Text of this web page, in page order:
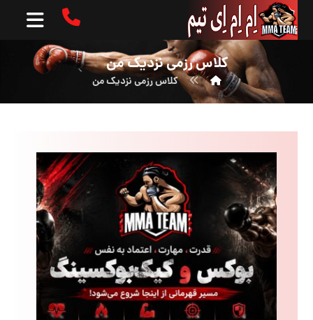
کلاس رزمی نزدیک من
کلاس رزمی نزدیک من